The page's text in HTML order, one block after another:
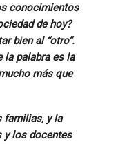
conocimientos
de hoy?
bien al “otro”.
la palabra es la
más que
familias, y la
y los docentes